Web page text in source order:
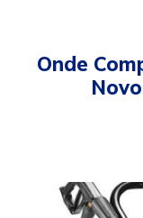
Onde